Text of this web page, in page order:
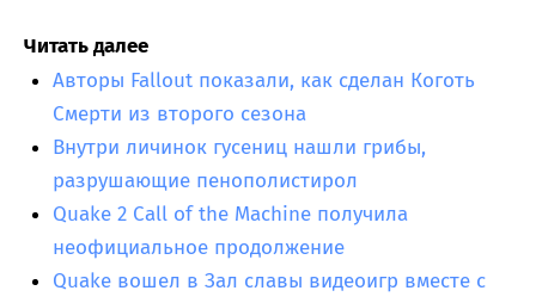
Читать далее
Авторы Fallout показали, как сделан Коготь
Смерти из второго сезона
Внутри личинок гусениц нашли грибы,
разрушающие пенополистирол
Quake 2 Call of the Machine получила
неофициальное продолжение
Quake вошел в Зал славы видеоигр вместе с